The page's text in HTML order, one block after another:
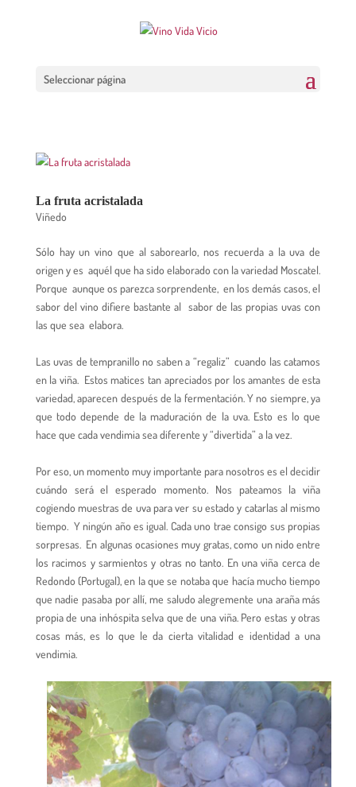
Seleccionar página
La fruta acristalada
Viñedo
Sólo hay un vino que al saborearlo, nos recuerda a la uva de
origen y es aquél que ha sido elaborado con la variedad Moscatel.
Porque aunque os parezca sorprendente, en los demás casos, el
sabor del vino difiere bastante al sabor de las propias uvas con
las que sea elabora.
Las uvas de tempranillo no saben a “regaliz” cuando las catamos
en la viña. Estos matices tan apreciados por los amantes de esta
variedad, aparecen después de la fermentación. Y no siempre, ya
que todo depende de la maduración de la uva. Esto es lo que
hace que cada vendimia sea diferente y “divertida” a la vez.
Por eso, un momento muy importante para nosotros es el decidir
cuándo será el esperado momento. Nos pateamos la viña
cogiendo muestras de uva para ver su estado y catarlas al mismo
tiempo. Y ningún año es igual. Cada uno trae consigo sus propias
sorpresas. En algunas ocasiones muy gratas, como un nido entre
los racimos y sarmientos y otras no tanto. En una viña cerca de
Redondo (Portugal), en la que se notaba que hacía mucho tiempo
que nadie pasaba por allí, me saludo alegremente una araña más
propia de una inhóspita selva que de una viña. Pero estas y otras
cosas más, es lo que le da cierta vitalidad e identidad a una
vendimia.